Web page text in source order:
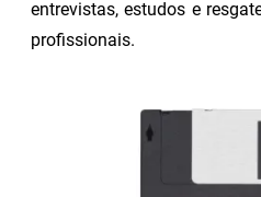
entrevistas, estudos e
profissionais.